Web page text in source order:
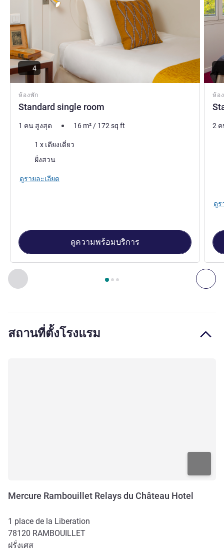
ก่อนหน้า - ห้องพัก ถั
หน้า1 , ห้องพัก 1 : Standard single room , ห้องพัก 2 :
ห้องพัก
Standard single room
4
1 คน สูงสุด 16 m²/ 172sq ft
เครื่องนอน
1 x เตียงเดี่ยว
ฝั่งสวน
ดูรายละเอียด
ดูความพร้อมบริการ
ห้อ
2
ดูร
สถานที่ตั้งโรงแรม
Mercure Rambouillet Relays du Château Hotel
1 place de la Liberation
78120 RAMBOUILLET
ฝรั่งเศส